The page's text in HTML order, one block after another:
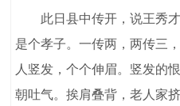
此日县中传开，说王秀才
是个孝子。一传两，两传三
人竖发，个个伸眉。竖发的
朝吐气。挨肩叠背，老人家